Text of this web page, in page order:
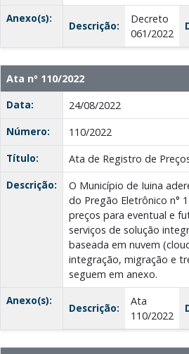
Anexo(s):
Descrição:
Decreto
061/2022
Ata nº 110/2022
Data:
24/08/2022
Número:
110/2022
Título:
Ata de Registro de
Descrição:
O Município de Iuina
do Pregão Eletrônico n°
preços para eventual e
serviços de solução
baseada em nuvem
integração, migração e
seguem em anexo.
Anexo(s):
Descrição:
Ata
110/2022